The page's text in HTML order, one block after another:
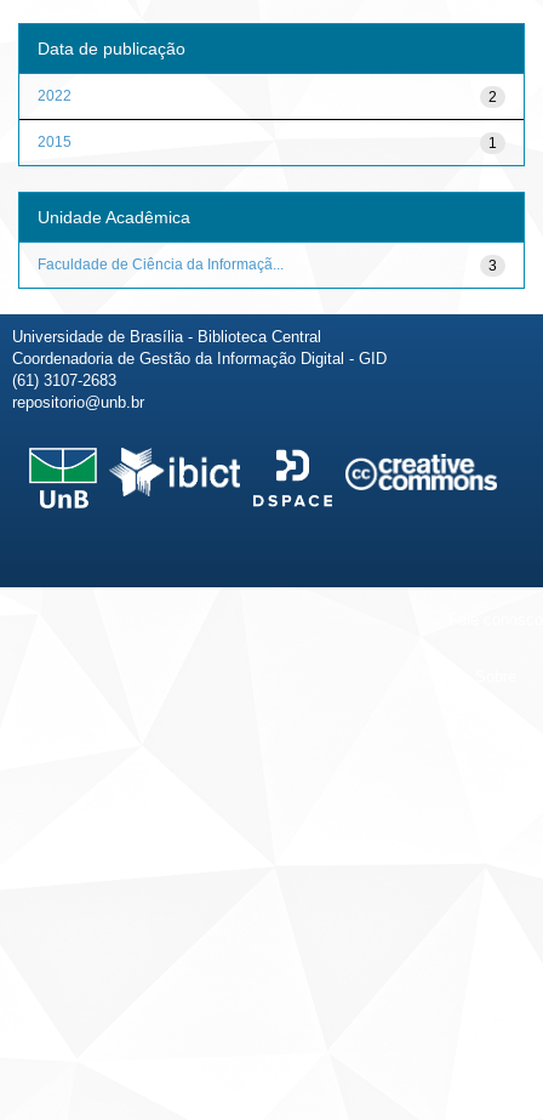
Data de publicação
2
2022
1
2015
Unidade Acadêmica
3
Faculdade de Ciência da Informaçã...
Universidade de Brasília - Biblioteca Central
Coordenadoria de Gestão da Informação Digital - GID
(61) 3107-2683
repositorio@unb.br